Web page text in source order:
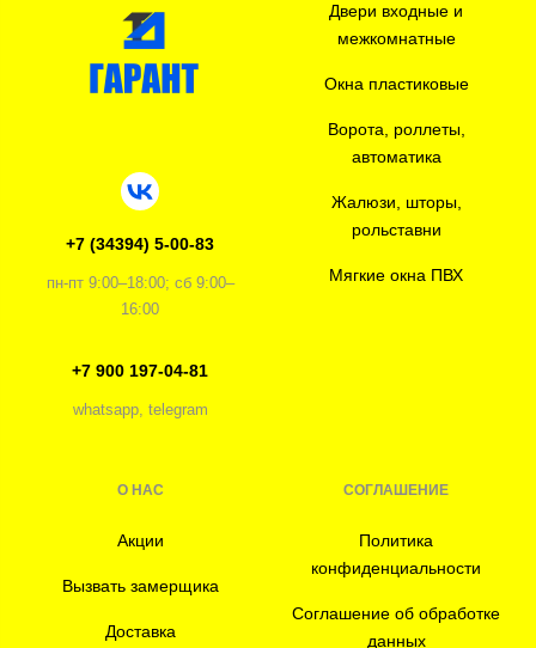
+7 (34394) 5-00-83
пн-пт 9:00–18:00; сб 9:00–
16:00
+7 900 197-04-81
whatsapp, telegram
Двери входные и
межкомнатные
Окна пластиковые
Ворота, роллеты,
автоматика
Жалюзи, шторы,
рольставни
Мягкие окна ПВХ
О НАС
Акции
Вызвать замерщика
Доставка
СОГЛАШЕНИЕ
Политика
конфиденциальности
Соглашение об обработке
данных